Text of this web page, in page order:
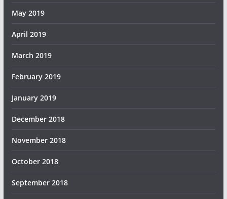
May 2019
April 2019
March 2019
February 2019
January 2019
December 2018
November 2018
October 2018
September 2018